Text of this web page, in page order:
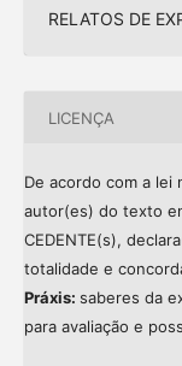
RELATOS DE
LICENÇA
De acordo com a lei
autor(es) do texto
CEDENTE(s),
totalidade e
Práxis: saberes da
para avaliação e